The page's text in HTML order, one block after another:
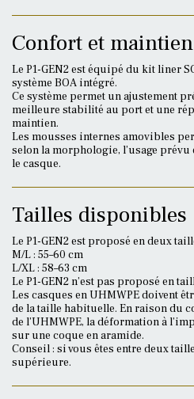
Confort et maintien
Le P1-GEN2 est équipé du kit liner
système BOA intégré.
Ce système permet un ajustement
meilleure stabilité au port et une
maintien.
Les mousses internes amovibles
selon la morphologie, l’usage
le casque.
Tailles disponibles
Le P1-GEN2 est proposé en deux
M/L : 55–60 cm
L/XL : 58–63 cm
Le P1-GEN2 n’est pas proposé en
Les casques en UHMWPE doivent
de la taille habituelle. En raison du
de l’UHMWPE, la déformation à
sur une coque en aramide.
Conseil : si vous êtes entre deux
supérieure.